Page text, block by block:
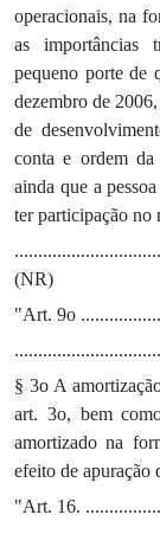
operacionais, na
as importâncias
pequeno porte de
dezembro de
de
conta e ordem da
ainda que a
ter participação no
(NR)
"Art. 9o
§ 3o A
art. 3o, bem
amortizado na
efeito de
"Art. 16.